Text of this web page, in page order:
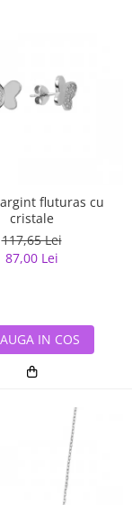
fluturas cu
cristale
117,65 Lei
87,00 Lei
IN COS